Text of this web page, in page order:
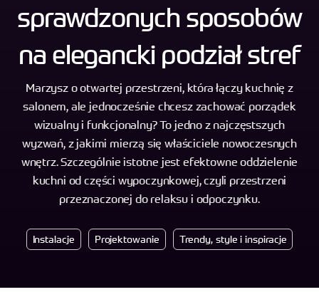
sprawdzonych sposobów
na elegancki podział stref
Marzysz o otwartej przestrzeni, która łączy kuchnię z
salonem, ale jednocześnie chcesz zachować porządek
wizualny i funkcjonalny? To jedno z najczęstszych
wyzwań, z jakimi mierzą się właściciele nowoczesnych
wnętrz. Szczególnie istotne jest efektowne oddzielenie
kuchni od części wypoczynkowej, czyli przestrzeni
przeznaczonej do relaksu i odpoczynku.
Instalacje Projektowanie Trendy, style i inspiracje